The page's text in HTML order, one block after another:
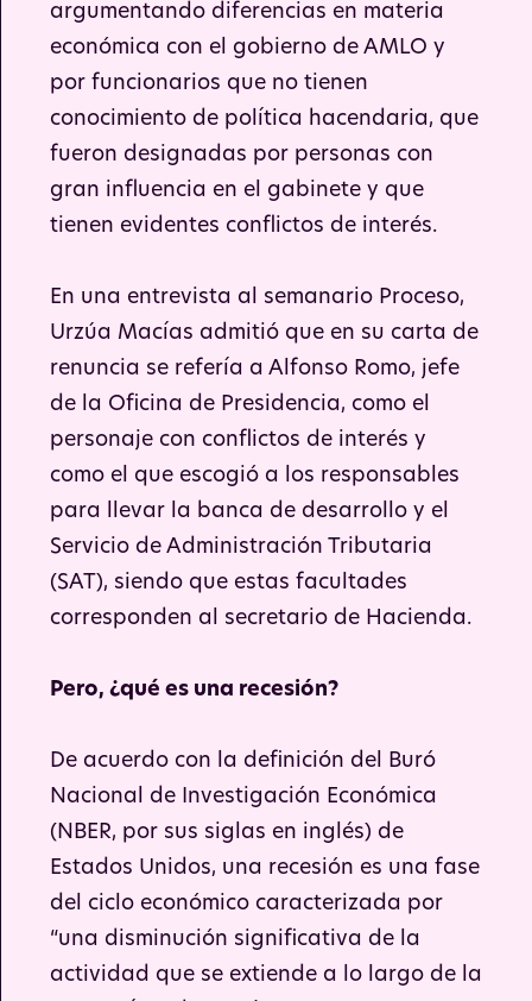
argumentando diferencias en materia
económica con el gobierno de AMLO y
por funcionarios que no tienen
conocimiento de política hacendaria, que
fueron designadas por personas con
gran influencia en el gabinete y que
tienen evidentes conflictos de interés.
En una entrevista al semanario Proceso,
Urzúa Macías admitió que en su carta de
renuncia se refería a Alfonso Romo, jefe
de la Oficina de Presidencia, como el
personaje con conflictos de interés y
como el que escogió a los responsables
para llevar la banca de desarrollo y el
Servicio de Administración Tributaria
(SAT), siendo que estas facultades
corresponden al secretario de Hacienda.
Pero, ¿qué es una recesión?
De acuerdo con la definición del Buró
Nacional de Investigación Económica
(NBER, por sus siglas en inglés) de
Estados Unidos, una recesión es una fase
del ciclo económico caracterizada por
“una disminución significativa de la
actividad que se extiende a lo largo de la